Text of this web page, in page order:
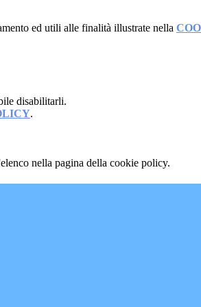
ed utili alle finalità illustrate nella
disabilitarli.
.
nella pagina della cookie policy.